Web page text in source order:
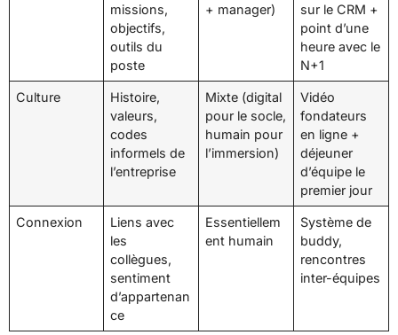
missions,
objectifs,
outils du
poste
+ manager)
sur le CRM +
point d’une
heure avec le
N+1
Culture
Histoire,
valeurs,
codes
informels de
l’entreprise
Mixte (digital
pour le socle,
humain pour
l’immersion)
Vidéo
fondateurs
en ligne +
déjeuner
d’équipe le
premier jour
Connexion
Liens avec
les
collègues,
sentiment
d’appartenan
ce
Essentiellem
ent humain
Système de
buddy,
rencontres
inter-équipes